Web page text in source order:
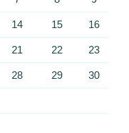
14 15 16
21 22 23
28 29 30